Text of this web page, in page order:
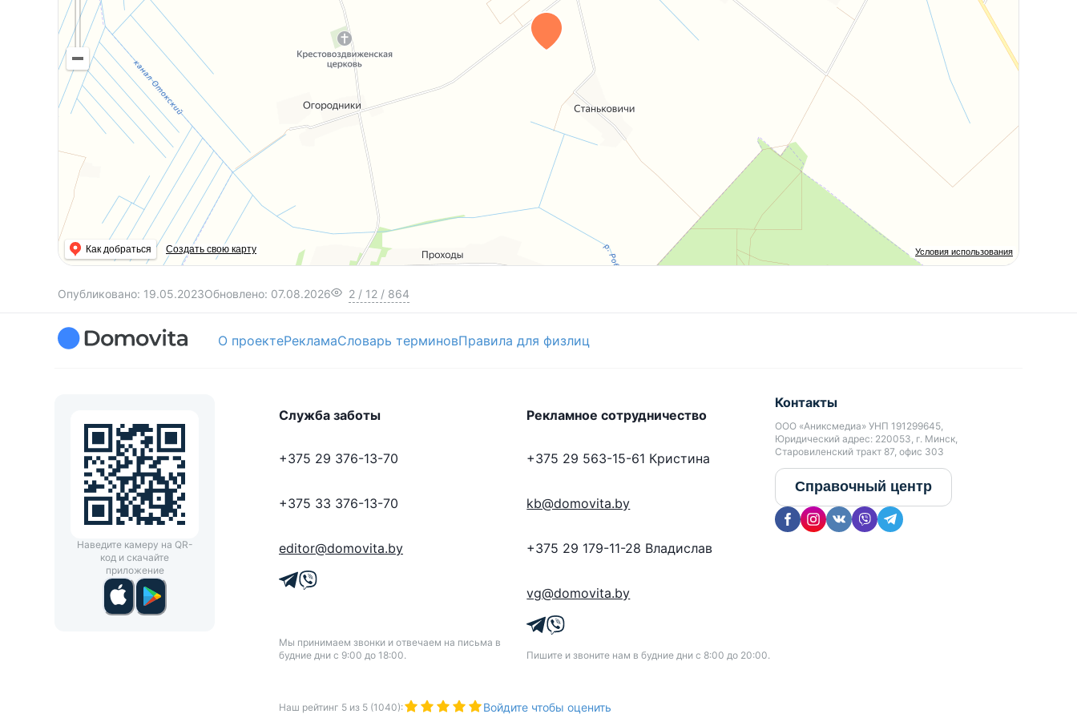
Условия использования
Как добраться Создать свою карту
Опубликовано: 19.05.2023Обновлено: 07.08.2026 2 / 12 / 864
О проектеРекламаСловарь терминовПравила для физлиц
Наведите камеру на QR-
код и скачайте
приложение
Служба заботы
+375 29 376-13-70
+375 33 376-13-70
editor@domovita.by
Мы принимаем звонки и отвечаем на письма в
будние дни с 9:00 до 18:00.
Рекламное сотрудничество
+375 29 563-15-61 Кристина
kb@domovita.by
+375 29 179-11-28 Владислав
vg@domovita.by
Пишите и звоните нам в будние дни с 8:00 до 20:00.
Контакты
ООО «Аниксмедиа» УНП 191299645,
Юридический адрес: 220053, г. Минск,
Старовиленский тракт 87, офис 303
Справочный центр
Наш рейтинг 5 из 5 (1040): Войдите чтобы оценить